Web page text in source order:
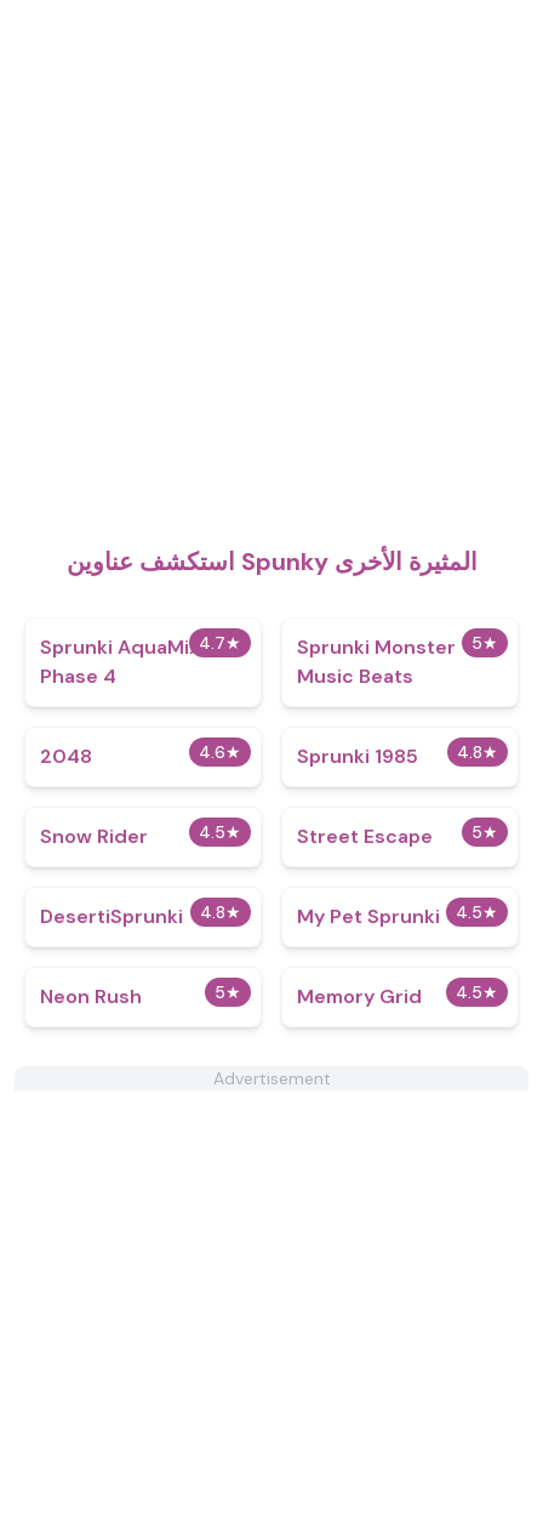
استكشف عناوين Spunky المثيرة الأخرى
4.7★
Sprunki AquaMix
Phase 4
5★
Sprunki Monster
Music Beats
4.6★
2048 4.8★
Sprunki 1985
4.5★
Snow Rider 5★
Street Escape
4.8★
DesertiSprunki 4.5★
My Pet Sprunki​
5★
Neon Rush 4.5★
Memory Grid
Advertisement